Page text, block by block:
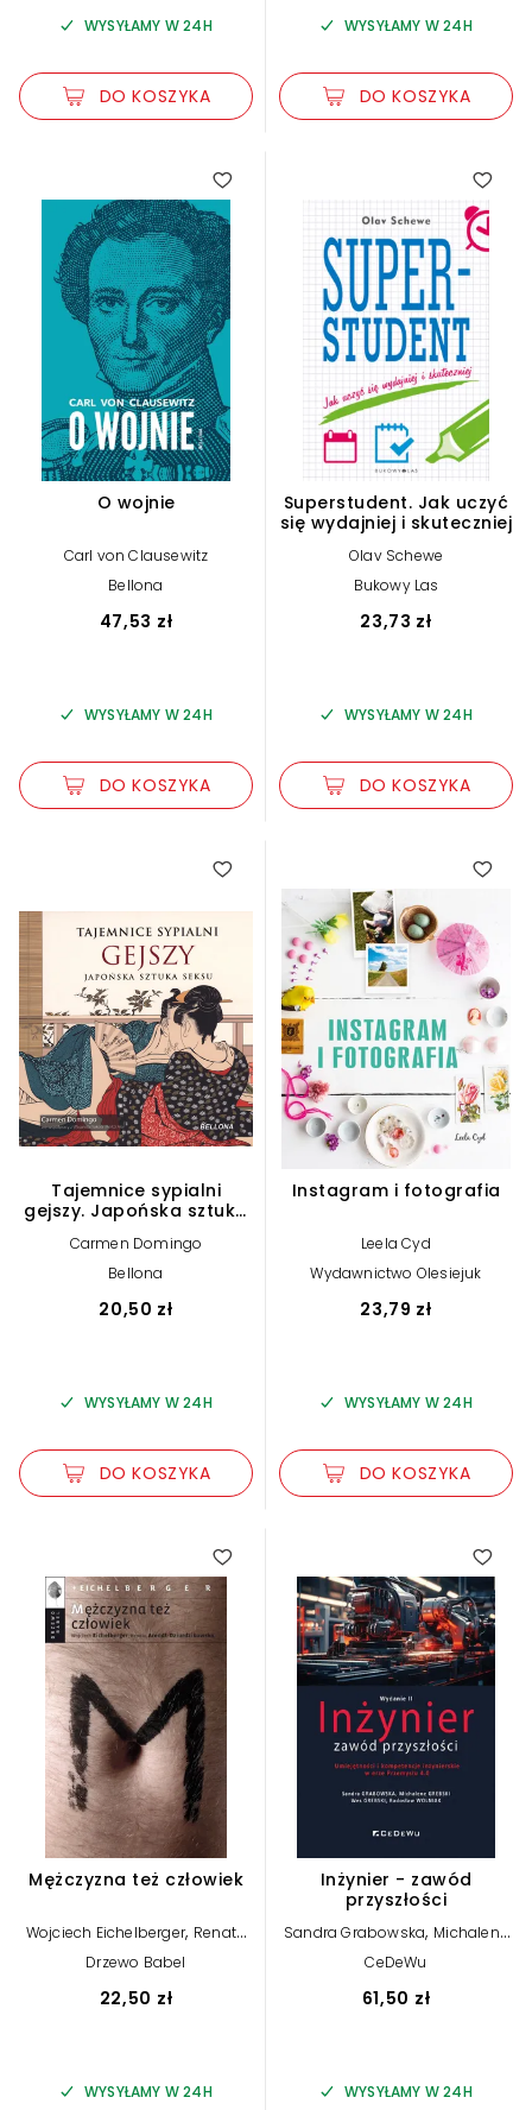
WYSYŁAMY W 24H
DO KOSZYKA
WYSYŁAMY W 24H
DO KOSZYKA
5.00
O wojnie
Carl von Clausewitz
Bellona
47,53 zł
WYSYŁAMY W 24H
DO KOSZYKA
5.00
Superstudent. Jak uczyć
się wydajniej i skuteczniej
Olav Schewe
Bukowy Las
23,73 zł
WYSYŁAMY W 24H
DO KOSZYKA
Tajemnice sypialni
gejszy. Japońska sztuka
Carmen Domingo
Bellona
20,50 zł
WYSYŁAMY W 24H
DO KOSZYKA
Instagram i fotografia
Leela Cyd
Wydawnictwo Olesiejuk
23,79 zł
WYSYŁAMY W 24H
DO KOSZYKA
Mężczyzna też człowiek
Wojciech Eichelberger, Renata
Arendt-Dziurdzikowska
Drzewo Babel
22,50 zł
WYSYŁAMY W 24H
Inżynier - zawód
przyszłości
Sandra Grabowska, Michalene
Grebski
Wes Grebski
Radosław Wolniak
CeDeWu
61,50 zł
WYSYŁAMY W 24H